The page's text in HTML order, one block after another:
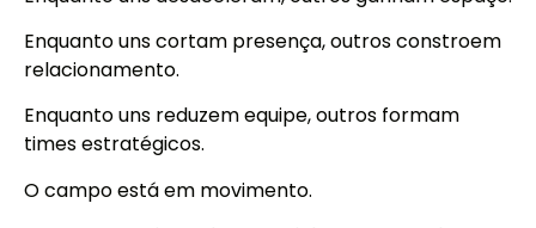
Enquanto uns cortam presença, outros constroem
relacionamento.
Enquanto uns reduzem equipe, outros formam
times estratégicos.
O campo está em movimento.